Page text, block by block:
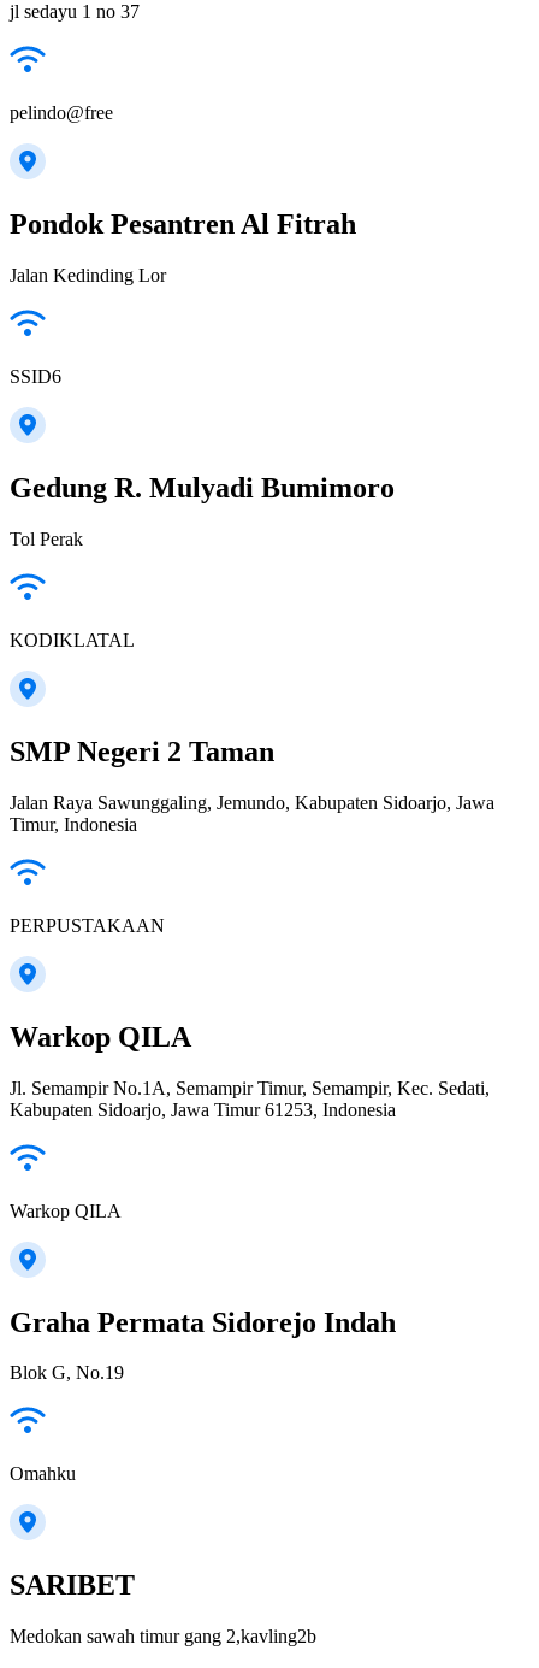
jl sedayu 1 no 37
pelindo@free
Pondok Pesantren Al Fitrah
Jalan Kedinding Lor
SSID6
Gedung R. Mulyadi Bumimoro
Tol Perak
KODIKLATAL
SMP Negeri 2 Taman
Jalan Raya Sawunggaling, Jemundo, Kabupaten Sidoarjo, Jawa
Timur, Indonesia
PERPUSTAKAAN
Warkop QILA
Jl. Semampir No.1A, Semampir Timur, Semampir, Kec. Sedati,
Kabupaten Sidoarjo, Jawa Timur 61253, Indonesia
Warkop QILA
Graha Permata Sidorejo Indah
Blok G, No.19
Omahku
SARIBET
Medokan sawah timur gang 2,kavling2b